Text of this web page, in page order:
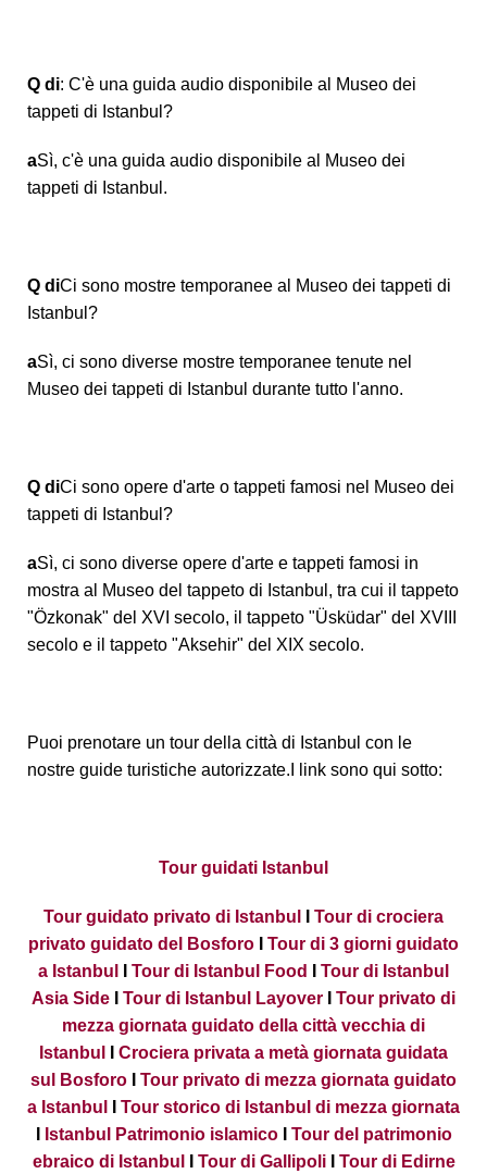
Q di: C'è una guida audio disponibile al Museo dei
tappeti di Istanbul?
aSì, c'è una guida audio disponibile al Museo dei
tappeti di Istanbul.
Q diCi sono mostre temporanee al Museo dei tappeti di
Istanbul?
aSì, ci sono diverse mostre temporanee tenute nel
Museo dei tappeti di Istanbul durante tutto l'anno.
Q diCi sono opere d'arte o tappeti famosi nel Museo dei
tappeti di Istanbul?
aSì, ci sono diverse opere d'arte e tappeti famosi in
mostra al Museo del tappeto di Istanbul, tra cui il tappeto
"Özkonak" del XVI secolo, il tappeto "Üsküdar" del XVIII
secolo e il tappeto "Aksehir" del XIX secolo.
Puoi prenotare un tour della città di Istanbul con le
nostre guide turistiche autorizzate.I link sono qui sotto:
Tour guidati Istanbul
Tour guidato privato di Istanbul
Tour di crociera
privato guidato del Bosforo
Tour di 3 giorni guidato
a Istanbul
Tour di Istanbul Food
Tour di Istanbul
Asia Side
Tour di Istanbul Layover
Tour privato di
mezza giornata guidato della città vecchia di
Istanbul
Crociera privata a metà giornata guidata
sul Bosforo
Tour privato di mezza giornata guidato
a Istanbul
Tour storico di Istanbul di mezza giornata
Istanbul Patrimonio islamicoI Tour del patrimonio
ebraico di Istanbul
Tour di GallipoliI Tour di Edirne